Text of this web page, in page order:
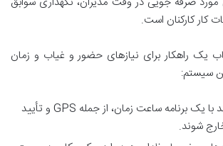
کار کارکنان است.
یک راهکار برای نیازهای حضور و غیاب و زمان
سیستم:
کارکنان می‌توانند با یک برنامه ساعت زمان، از جمله GPS و تأیید
شوند.